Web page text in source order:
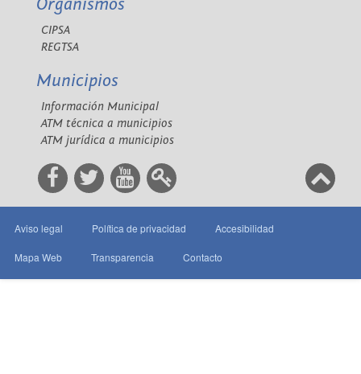
Organismos
CIPSA
REGTSA
Municipios
Información Municipal
ATM técnica a municipios
ATM jurídica a municipios
Aviso legal Política de privacidad Accesibilidad
Mapa Web Transparencia Contacto